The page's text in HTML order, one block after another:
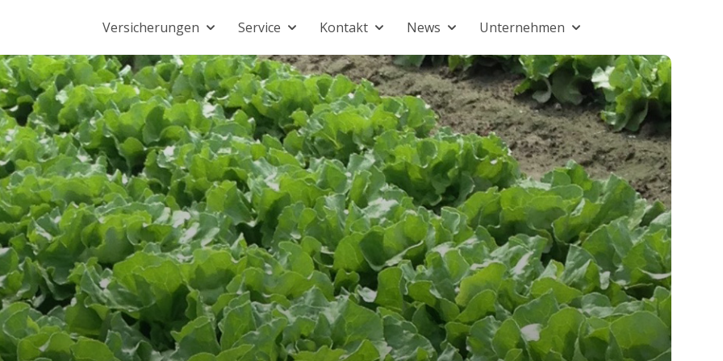
Versicherungen
Service Kontakt News Unternehmen